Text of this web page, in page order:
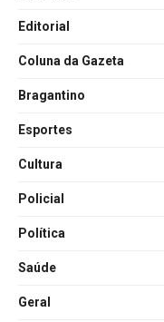
Editorial
Coluna da Gazeta
Bragantino
Esportes
Cultura
Policial
Política
Saúde
Geral